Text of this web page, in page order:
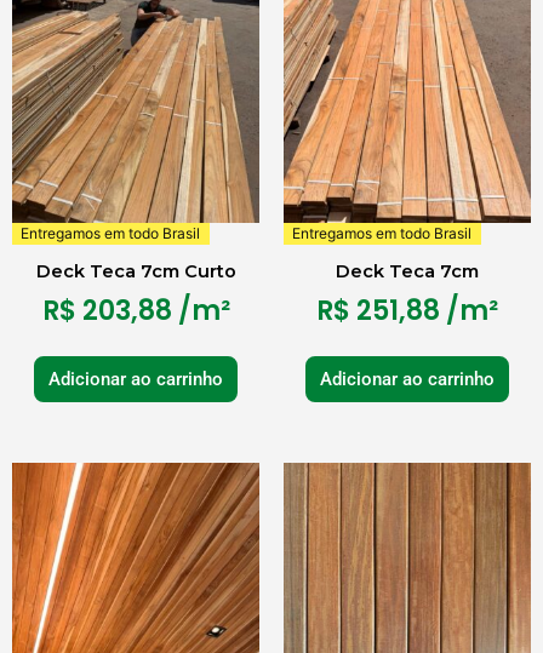
Entregamos em todo Brasil
Deck Teca 7cm Curto
R$ 203,88 /m²
Adicionar ao carrinho
Entregamos em todo Brasil
Deck Teca 7cm
R$ 251,88 /m²
Adicionar ao carrinho